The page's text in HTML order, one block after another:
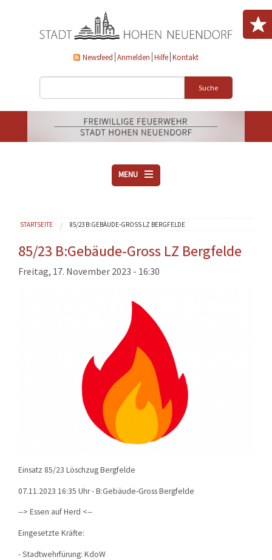
Newsfeed Anmelden Hilfe Kontakt
Suche
MENU
VEREINE
AKTUELLES
DOWNLOADS
TECHNIK
EINSÄTZE
Sie sind hier
STARTSEITE 85/23 B:GEBÄUDE-GROSS LZ BERGFELDE
85/23 B:Gebäude-Gross LZ Bergfelde
Freitag, 17. November 2023 - 16:30
Einsatz 85/23 Löschzug Bergfelde
07.11.2023 16:35 Uhr - B:Gebäude-Gross Bergfelde
--> Essen auf Herd <--
Eingesetzte Kräfte:
- Stadtwehrfürung: KdoW